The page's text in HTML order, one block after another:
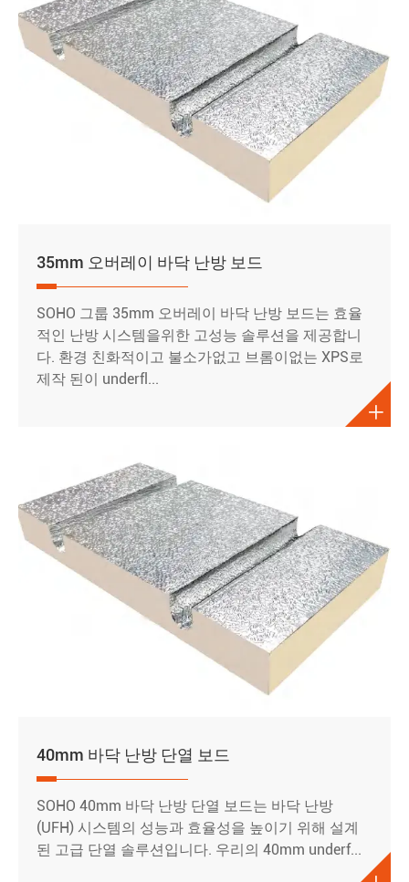
35mm 오버레이 바닥 난방 보드
SOHO 그룹 35mm 오버레이 바닥 난방 보드는 효율
적인 난방 시스템을위한 고성능 솔루션을 제공합니
다. 환경 친화적이고 불소가없고 브롬이없는 XPS로
제작 된이 underfl...

40mm 바닥 난방 단열 보드
SOHO 40mm 바닥 난방 단열 보드는 바닥 난방
(UFH) 시스템의 성능과 효율성을 높이기 위해 설계
된 고급 단열 솔루션입니다. 우리의 40mm underf...